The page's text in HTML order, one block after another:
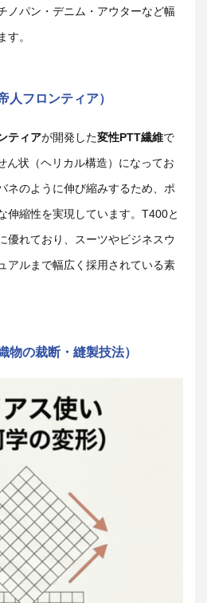
ノパン・デニム・アウターなど幅
す。
フロンティア）
ティアが開発した変性PTT繊維で
ん状（ヘリカル構造）になってお
ネのように伸び縮みするため、ポ
伸縮性を実現しています。T400と
優れており、スーツやビジネスウ
アルまで幅広く採用されている素
の裁断・縫製技法）